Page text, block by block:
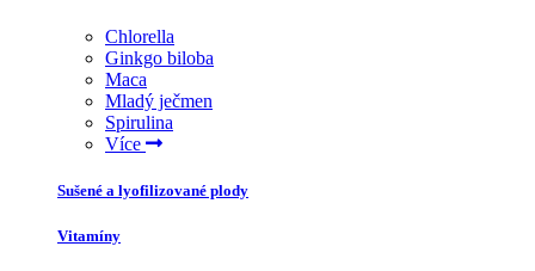
Chlorella
Ginkgo biloba
Maca
Mladý ječmen
Spirulina
Více
Sušené a lyofilizované plody
Vitamíny